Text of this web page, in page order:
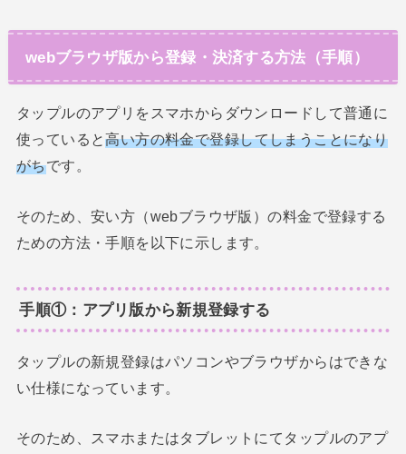
webブラウザ版から登録・決済する方法（手順）
タップルのアプリをスマホからダウンロードして普通に
使っていると高い方の料金で登録してしまうことになり
がちです。
そのため、安い方（webブラウザ版）の料金で登録する
ための方法・手順を以下に示します。
手順①：アプリ版から新規登録する
タップルの新規登録はパソコンやブラウザからはできな
い仕様になっています。
そのため、スマホまたはタブレットにてタップルのアプ